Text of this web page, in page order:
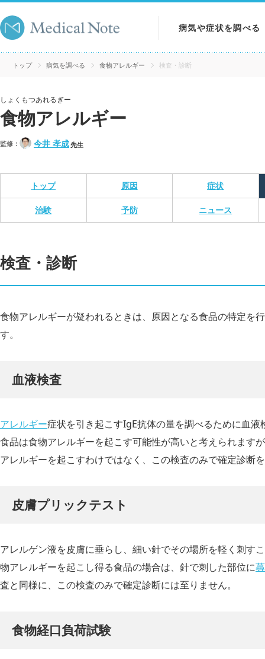
病気や症状を調べる
病気を調べる
トップ 病気を調べる 食物アレルギー 検査・診断
しょくもつあれるぎー
食物アレルギー
監修： 今井 孝成先生
トップ 原因 症状
治験 予防 ニュース
検査・診断
食物アレルギーが疑われるときは、原因となる食品の特定を
す。
血液検査
アレルギー症状を引き起こすIgE抗体の量を調べるために血
食品は食物アレルギーを起こす可能性が高いと考えられます
アレルギーを起こすわけではなく、この検査のみで確定診断
皮膚プリックテスト
アレルゲン液を皮膚に垂らし、細い針でその場所を軽く刺す
物アレルギーを起こし得る食品の場合は、針で刺した部位に
査と同様に、この検査のみで確定診断には至りません。
食物経口負荷試験